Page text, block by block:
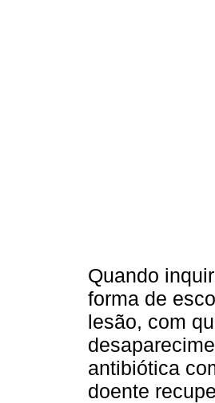
Quando
forma de
lesão, com
antibiótica
doente